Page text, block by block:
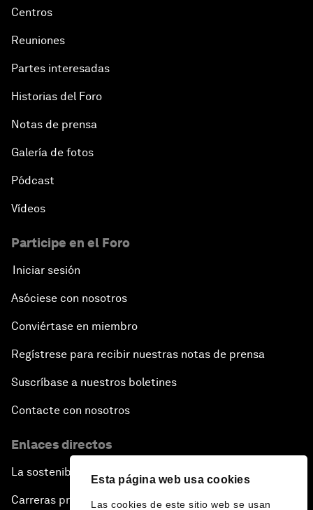
Esta página web usa cookies
Las cookies de este sitio web se usan
Centros
Reuniones
Partes interesadas
Historias del Foro
Notas de prensa
Galería de fotos
Pódcast
Vídeos
Participe en el Foro
Iniciar sesión
Asóciese con nosotros
Conviértase en miembro
Regístrese para recibir nuestras notas de prensa
Suscríbase a nuestros boletines
Contacte con nosotros
Enlaces directos
La sostenibilidad en el Foro
Carreras profesionales